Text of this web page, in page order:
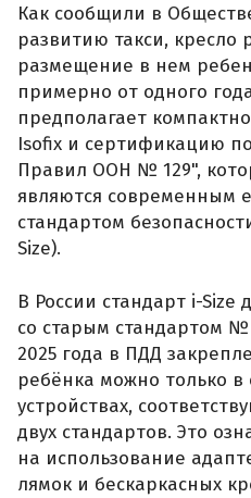
Как сообщили в
развитию такси, кресло
размещение в нем
примерно от одного
предполагает
Isofix и сертификацию
Правил ООН № 129",
являются современным
стандартом
Size).
В России стандарт i-Size
со старым стандартом №
2025 года в ПДД
ребёнка можно только
устройствах,
двух стандартов. Это
на использование
лямок и бескаркасных